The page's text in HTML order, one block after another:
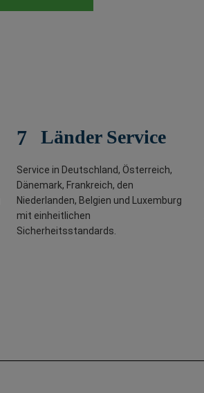
7 Länder Service
Service in Deutschland, Österreich,
Dänemark, Frankreich, den
Niederlanden, Belgien und Luxemburg
mit einheitlichen
Sicherheitsstandards.